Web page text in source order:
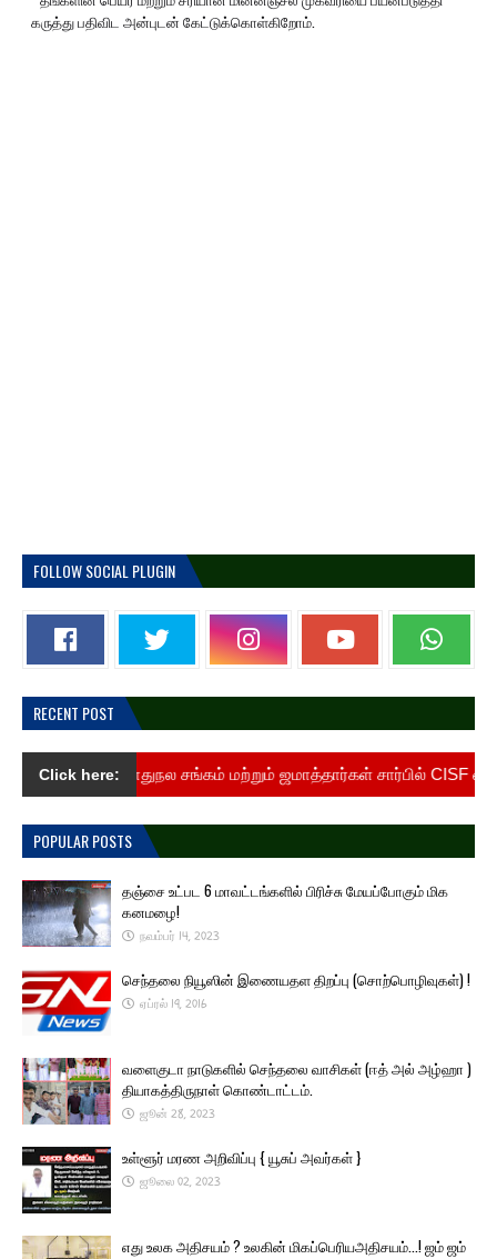
கருத்து பதிவிட அன்புடன் கேட்டுக்கொள்கிறோம்.
FOLLOW SOCIAL PLUGIN
RECENT POST
Click here:
பொதுநல சங்கம் மற்றும் ஜமாத்தார்கள் சார்பில் CISF சைக்கிள்
POPULAR POSTS
தஞ்சை உட்பட 6 மாவட்டங்களில் பிரிச்சு மேயப்போகும் மிக
கனமழை!
நவம்பர் 14, 2023
செந்தலை நியூஸின் இணையதள திறப்பு (சொற்பொழிவுகள்) !
ஏப்ரல் 19, 2016
வளைகுடா நாடுகளில் செந்தலை வாசிகள் (ஈத் அல் அழ்ஹா )
தியாகத்திருநாள் கொண்டாட்டம்.
ஜூன் 28, 2023
உள்ளூர் மரண அறிவிப்பு { யூசுப் அவர்கள் }
ஜூலை 02, 2023
எது உலக அதிசயம் ? உலகின் மிகப்பெரியஅதிசயம்...! ஜம் ஜம்